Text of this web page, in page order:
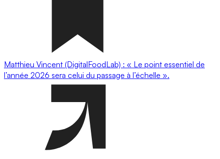
Matthieu Vincent (DigitalFoodLab) : « Le point essentiel de
l’année 2026 sera celui du passage à l’échelle ».